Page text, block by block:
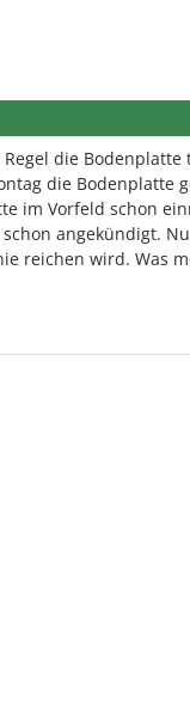
die
die Bodenplatte
im Vorfeld schon
angekündigt.
reichen wird. Was